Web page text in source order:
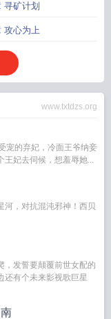
寻矿计划
攻心为上
www.txtdzs.org
宠的弃妃，冷面王爷纳妾
王妃去伺候，想羞辱她...
河，对抗混沌邪神！西贝
，发誓要颠覆前世女配的
还有个未来影视歌巨星